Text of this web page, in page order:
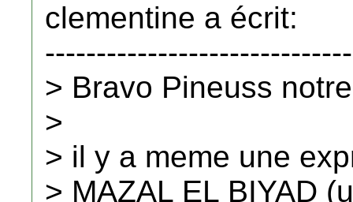
clementine a écrit:
> Bravo Pineuss
>
> il y a meme une
> MAZAL EL BIYAD